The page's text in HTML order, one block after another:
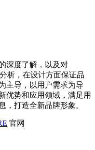
深度了解，以及对
析，在设计方面保证品
主导，以用户需求为导
优势和应用领域，满足用
，打造全新品牌形象。
官网